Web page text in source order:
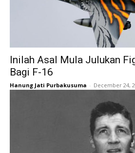
Inilah Asal Mula Julukan
Bagi F-16
Hanung Jati Purbakusuma - December 24,